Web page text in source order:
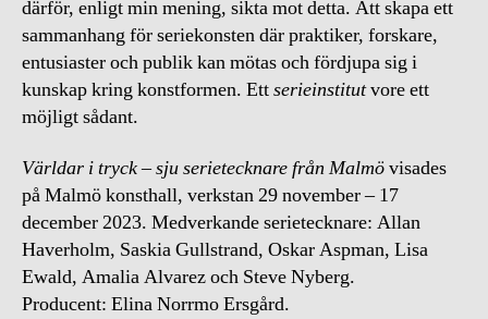
därför, enligt min mening, sikta mot detta. Att skapa ett
sammanhang för seriekonsten där praktiker, forskare,
entusiaster och publik kan mötas och fördjupa sig i
kunskap kring konstformen. Ettserieinstitutvore ett
möjligt sådant.
Världar i tryck – sju serietecknare från Malmövisades
på Malmö konsthall, verkstan 29 november – 17
december 2023. Medverkande serietecknare: Allan
Haverholm, Saskia Gullstrand, Oskar Aspman, Lisa
Ewald, Amalia Alvarez och Steve Nyberg.
Producent: Elina Norrmo Ersgård.